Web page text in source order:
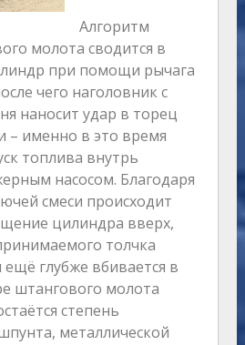
Алгоритм
молота сводится в
при помощи рычага
чего наголовник с
наносит удар в торец
– именно в это время
топлива внутрь
насосом. Благодаря
смеси происходит
цилиндра вверх,
толчка
ещё глубже вбивается в
штангового молота
степень
металлической